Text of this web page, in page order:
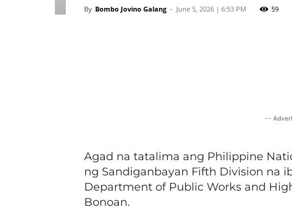
By Bombo Jovino Galang - June 5, 2026 | 6:53 PM 59
--
Agad na tatalima ang Philippine
ng Sandiganbayan Fifth Division na
Department of Public Works and
Bonoan.